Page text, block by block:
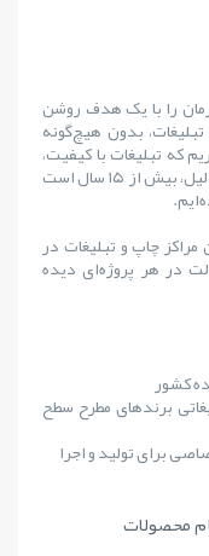
و تبلیغات مهرگان از سال ۱۳۸۷ کارمان را با یک هدف روشن
بدون هیچ‌گونه
که تبلیغات با کیفیت،
شایستهٔ کسب‌وکارهای موفق است؛ به همین دلیل، بیش از ۱۵ سال است
چاپ و تبلیغات در
در هر پروژه‌ای دیده
کشور
برندهای مطرح سطح
برای تولید و اجرا
محصولات